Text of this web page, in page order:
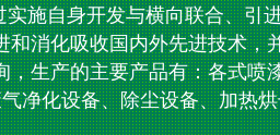
施自身开发与横向联合、引
和消化吸收国内外先进技术，
，生产的主要产品有：各式喷
净化设备、除尘设备、加热